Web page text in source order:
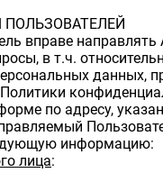
вправе
в т.ч.
данных,
по адресу,
информацию:
лица: